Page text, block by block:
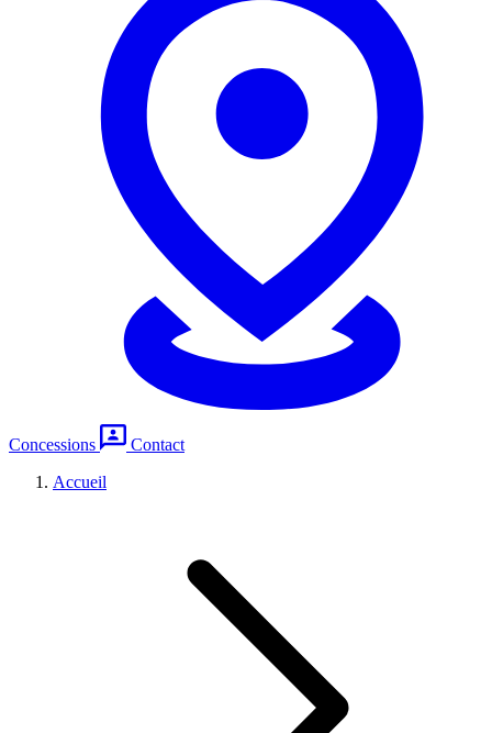
Concessions
Contact
Accueil